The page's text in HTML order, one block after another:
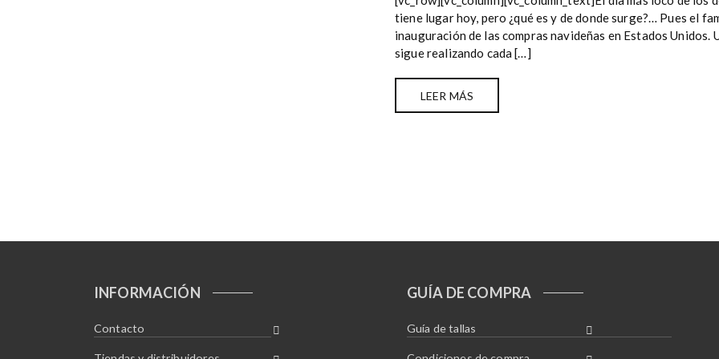
tiene lugar hoy, pero ¿qué es y de donde surge?… Pues el
inauguración de las compras navideñas en Estados Unidos.
sigue realizando cada […]
LEER MÁS
INFORMACIÓN
Contacto
GUÍA DE COMPRA
Guía de tallas